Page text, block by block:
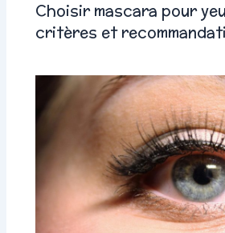
Choisir mascara pour
critères et